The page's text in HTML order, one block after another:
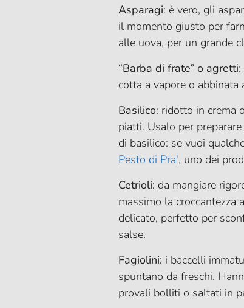
Asparagi: è vero, gli
il momento giusto per
alle uova, per un grande
“Barba di frate” o agretti
cotta a vapore o
Basilico: ridotto in crema
piatti. Usalo per
di basilico: se vuoi
Pesto di Pra', uno dei
Cetrioli: da mangiare
massimo la croccantezza
delicato, perfetto per
salse.
Fagiolini: i baccelli
spuntano da freschi.
provali bolliti o saltati in